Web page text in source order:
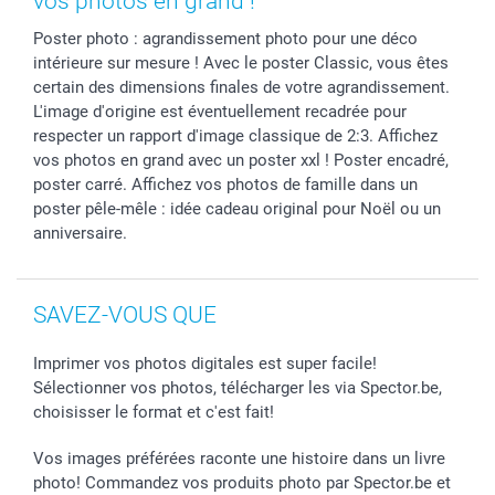
Poster photo : agrandissement photo pour une déco
intérieure sur mesure ! Avec le poster Classic, vous êtes
certain des dimensions finales de votre agrandissement.
L'image d'origine est éventuellement recadrée pour
respecter un rapport d'image classique de 2:3. Affichez
vos photos en grand avec un poster xxl ! Poster encadré,
poster carré. Affichez vos photos de famille dans un
poster pêle-mêle : idée cadeau original pour Noël ou un
anniversaire.
SAVEZ-VOUS QUE
Imprimer vos photos digitales est super facile!
Sélectionner vos photos, télécharger les via Spector.be,
choisisser le format et c'est fait!
Vos images préférées raconte une histoire dans un livre
photo! Commandez vos produits photo par Spector.be et